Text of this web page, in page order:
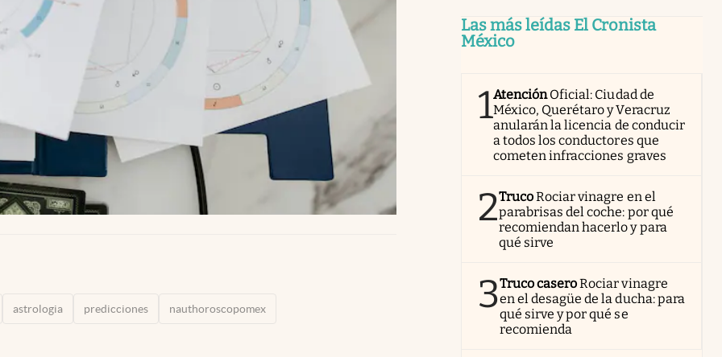
astrologia predicciones nauthoroscopomex
Las más leídas El Cronista
México
1AtenciónOficial: Ciudad de
México, Querétaro y Veracruz
anularán la licencia de conducir
a todos los conductores que
cometen infracciones graves
2TrucoRociar vinagre en el
parabrisas del coche: por qué
recomiendan hacerlo y para
qué sirve
3Truco caseroRociar vinagre
en el desagüe de la ducha: para
qué sirve y por qué se
recomienda